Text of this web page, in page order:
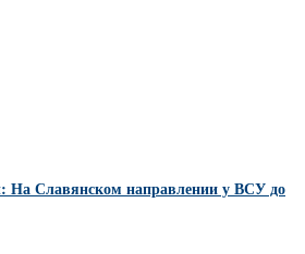
На Славянском направлении у ВСУ до